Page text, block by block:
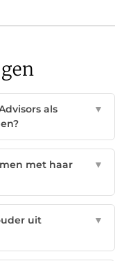
als
▼
met haar
▼
uit
▼